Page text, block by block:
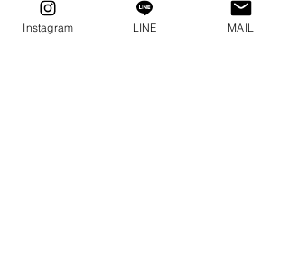
Instagram LINE MAIL